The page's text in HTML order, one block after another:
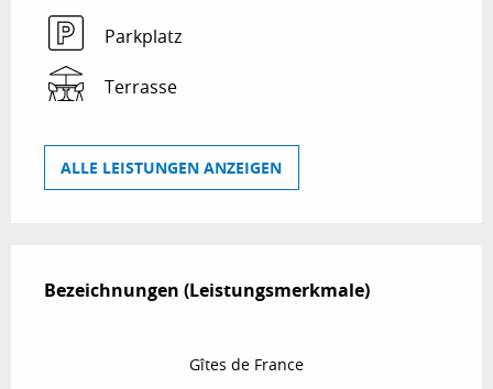
Parkplatz
Terrasse
ALLE LEISTUNGEN ANZEIGEN
Bezeichnungen (Leistungsmerkmale)
Bezeichnungen (Leistungsmerkmale)
Gîtes de France